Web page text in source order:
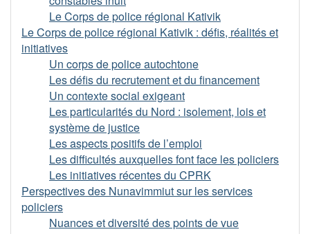
Le Corps de police régional Kativik
Le Corps de police régional Kativik : défis, réalités et
initiatives
Un corps de police autochtone
Les défis du recrutement et du financement
Un contexte social exigeant
Les particularités du Nord : isolement, lois et
système de justice
Les aspects positifs de l’emploi
Les difficultés auxquelles font face les policiers
Les initiatives récentes du CPRK
Perspectives des Nunavimmiut sur les services
policiers
Nuances et diversité des points de vue